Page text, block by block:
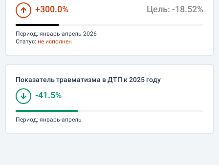
+300.0% Цель: -18.52%
Период: январь-апрель 2026
Статус: не исполнен
Показатель травматизма в ДТП к 2025 году
-41.5%
Период: январь-апрель